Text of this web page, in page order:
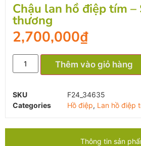
Chậu lan hồ điệp tím –
thương
2,700,000₫
Thêm vào giỏ hàng
SKU
F24_34635
Categories
Hồ điệp, Lan hồ điệp
Thông tin sản